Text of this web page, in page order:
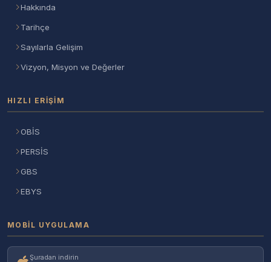
Hakkında
Tarihçe
Sayılarla Gelişim
Vizyon, Misyon ve Değerler
HIZLI ERIŞIM
OBİS
PERSİS
GBS
EBYS
MOBIL UYGULAMA
Şuradan indirin